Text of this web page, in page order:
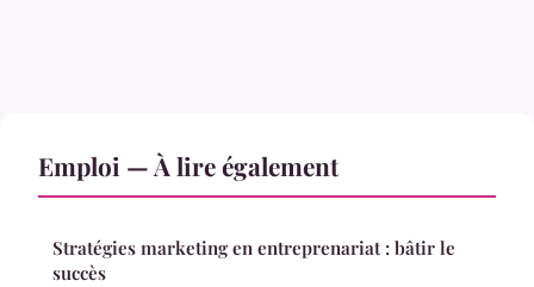
Emploi — À lire également
Stratégies marketing en entreprenariat : bâtir le
succès